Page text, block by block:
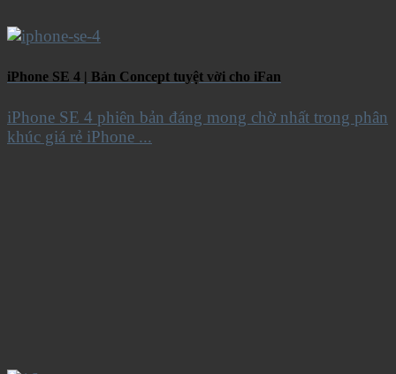
iPhone SE 4 | Bản Concept tuyệt vời cho iFan
iPhone SE 4 phiên bản đáng mong chờ nhất trong phân
khúc giá rẻ iPhone ...